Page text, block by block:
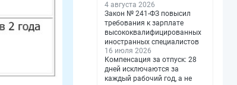
4 августа 2026
Закон № 241-ФЗ повысил
требования к зарплате
высококвалифицированных
иностранных специалистов
16 июля 2026
Компенсация за отпуск: 28
дней исключаются за
каждый рабочий год, а не